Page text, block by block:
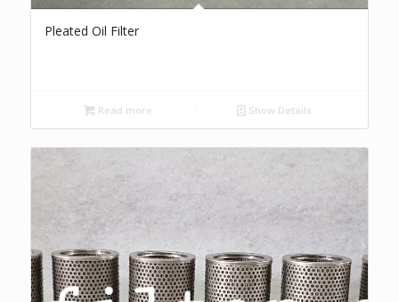
Pleated Oil Filter
Read more Show Details